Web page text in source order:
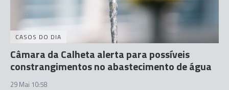
CASOS DO DIA
Câmara da Calheta alerta para possíveis
constrangimentos no abastecimento de água
29 Mai 10:58